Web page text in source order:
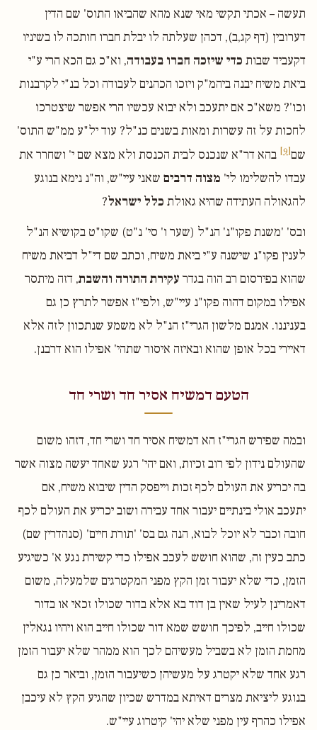
תעשה – אכתי תקשי מאי שנא מהא שהביאו התוס' שם הדין
דערובין (דף קג,ב), דכהן שעלתה לו יבלת חברו חותכה לו בשיניו
דקעביד שבות כדי שיזכה חברו בעבודה, וא"כ גם הכא הרי ע"י
ביאת משיח יבנה ביהמ"ק ויזכו הכהנים לעבודה וכל בנ"י לקרבנות
וכו'? משא"כ אם יתעכב ולא יבוא עכשיו הרי אפשר שיצטרכו
לחכות על זה עשרות ומאות בשנים כנ"ל? עוד יל"ע ממ"ש התוס'
שם[9]
בהא דר"א שנכנס לבית הכנסת ולא מצא שם י' ושחרר את
עבדו להשלימו לי' מצוה דרבים שאני עיי"ש, וה"נ נימא בנוגע
להגאולה העתידה שהיא גאולת כלל ישראל?
ובס' 'משנת פקו"נ' הנ"ל (שער ו' סי' נ"ט) שקו"ט בקושיא הנ"ל
לענין פקו"נ שישנה ע"י ביאת משיח, וכתב שם די"ל דביאת משיח
שהוא בפירסום רב הוה בגדר עקירת התורה והשבת, דזה מיתסר
אפילו במקום דהוה פקו"נ עיי"ש, ולפי"ז אפשר לתרץ כן גם
בעניננו. אמנם מלשון הגרי"ז הנ"ל לא משמע שנתכוון לזה אלא
דאיירי בכל אופן שהוא ובאיזה איסור שתהי' אפילו הוא דרבנן.
הטעם דמשיח אסיר חד ושרי חד
ובמה שפירש הגרי"ז הא דמשיח אסיר חד ושרי חד, דזהו משום
שהעולם נידון לפי רוב זכיות, ואם יהי' רגע שאחד יעשה מצוה אשר
בה יכריע את העולם לכף זכות וייפסק הדין שיבוא משיח, אם
יתעכב אולי בינתיים יעבור אחד עבירה ושוב יכריע את העולם לכף
חובה וכבר לא יוכל לבוא, הנה גם בס' 'תורת חיים' (סנהדרין שם)
כתב כעין זה, שהוא חושש לעכב אפילו כדי קשירת נגע א' כשיגיע
הזמן, כדי שלא יעבור זמן הקץ מפני המקטרגים שלמעלה, משום
דאמרינן לעיל שאין בן דוד בא אלא בדור שכולו זכאי או בדור
שכולו חייב, לפיכך חושש שמא דור שכולו חייב הוא ויהיו נגאלין
מחמת הזמן לא בשביל מעשיהם לכך הוא ממהר שלא יעבור הזמן
רגע אחד שלא יקטרג על מעשיהן כשיעבור הזמן, וביאר כן גם
בנוגע ליציאת מצרים דאיתא במדרש שכיון שהגיע הקץ לא עיכבן
אפילו כהרף עין מפני שלא יהי' קיטרוג עיי"ש.